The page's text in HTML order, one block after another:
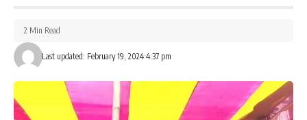
Last updated: February 19, 2024 4:37 pm
2 Min Read